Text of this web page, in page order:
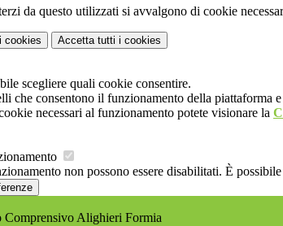
da questo utilizzati si avvalgono di cookie
i cookies Accetta tutti i cookies
scegliere quali cookie consentire.
che consentono il funzionamento della piattaforma
necessari al funzionamento potete visionare la
non possono essere disabilitati. È
Comprensivo Alighieri Formia